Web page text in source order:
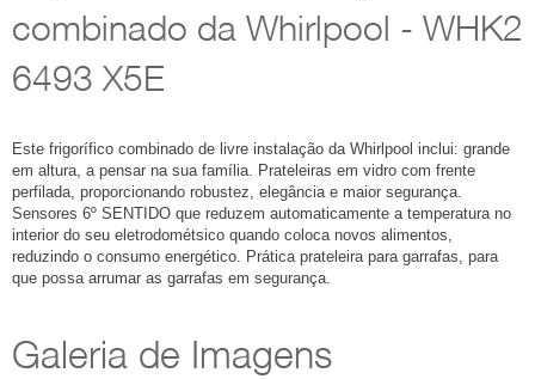
combinado da Whirlpool - WHK2
6493 X5E
Este frigorífico combinado de livre instalação da Whirlpool inclui: grande
em altura, a pensar na sua família. Prateleiras em vidro com frente
perfilada, proporcionando robustez, elegância e maior segurança.
Sensores 6º SENTIDO que reduzem automaticamente a temperatura no
interior do seu eletrodométsico quando coloca novos alimentos,
reduzindo o consumo energético. Prática prateleira para garrafas, para
que possa arrumar as garrafas em segurança.
Galeria de Imagens